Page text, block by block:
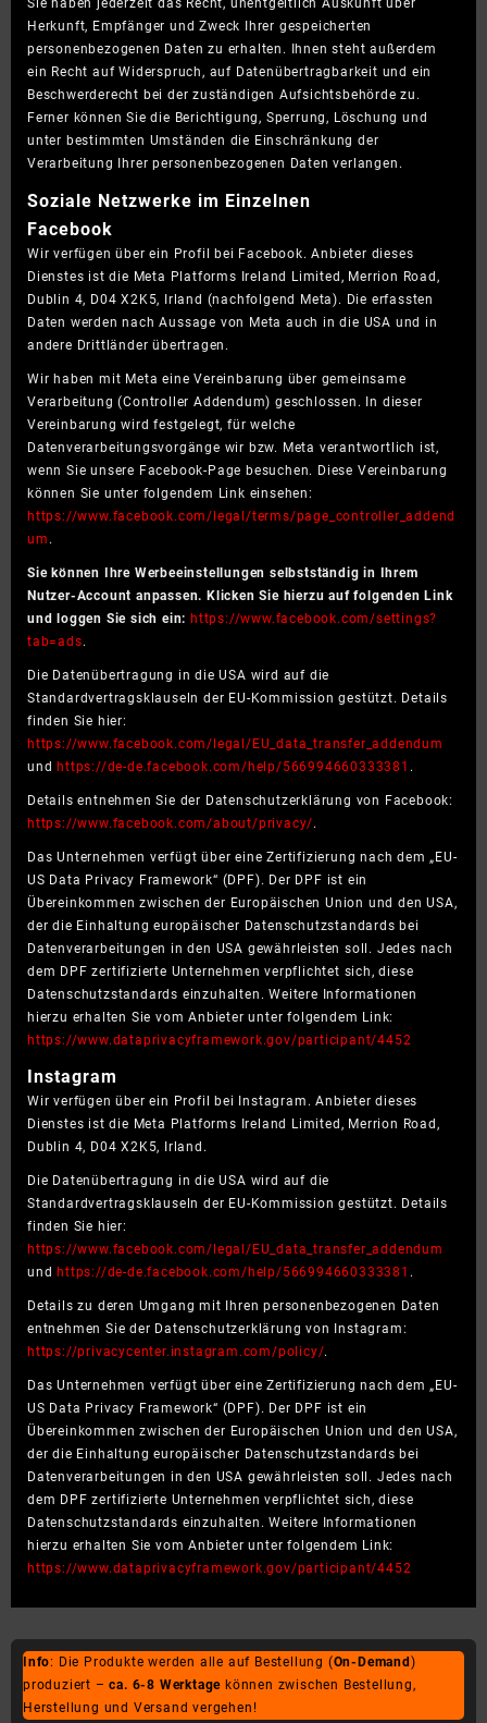
Sie haben jederzeit das Recht, unentgeltlich Auskunft über
Herkunft, Empfänger und Zweck Ihrer gespeicherten
personenbezogenen Daten zu erhalten. Ihnen steht außerdem
ein Recht auf Widerspruch, auf Datenübertragbarkeit und ein
Beschwerderecht bei der zuständigen Aufsichtsbehörde zu.
Ferner können Sie die Berichtigung, Sperrung, Löschung und
unter bestimmten Umständen die Einschränkung der
Verarbeitung Ihrer personenbezogenen Daten verlangen.
Soziale Netzwerke im Einzelnen
Facebook
Wir verfügen über ein Profil bei Facebook. Anbieter dieses
Dienstes ist die Meta Platforms Ireland Limited, Merrion Road,
Dublin 4, D04 X2K5, Irland (nachfolgend Meta). Die erfassten
Daten werden nach Aussage von Meta auch in die USA und in
andere Drittländer übertragen.
Wir haben mit Meta eine Vereinbarung über gemeinsame
Verarbeitung (Controller Addendum) geschlossen. In dieser
Vereinbarung wird festgelegt, für welche
Datenverarbeitungsvorgänge wir bzw. Meta verantwortlich ist,
wenn Sie unsere Facebook-Page besuchen. Diese Vereinbarung
können Sie unter folgendem Link einsehen:
https://www.facebook.com/legal/terms/page_controller_addend
um .
Sie können Ihre Werbeeinstellungen selbstständig in Ihrem
Nutzer-Account anpassen. Klicken Sie hierzu auf folgenden Link
und loggen Sie sich ein: https://www.facebook.com/settings?
tab=ads.
Die Datenübertragung in die USA wird auf die
Standardvertragsklauseln der EU-Kommission gestützt. Details
finden Sie hier:
https://www.facebook.com/legal/EU_data_transfer_addendum
und https://de-de.facebook.com/help/566994660333381 .
Details entnehmen Sie der Datenschutzerklärung von Facebook:
https://www.facebook.com/about/privacy/.
Das Unternehmen verfügt über eine Zertifizierung nach dem „EU-
US Data Privacy Framework“ (DPF). Der DPF ist ein
Übereinkommen zwischen der Europäischen Union und den USA,
der die Einhaltung europäischer Datenschutzstandards bei
Datenverarbeitungen in den USA gewährleisten soll. Jedes nach
dem DPF zertifizierte Unternehmen verpflichtet sich, diese
Datenschutzstandards einzuhalten. Weitere Informationen
hierzu erhalten Sie vom Anbieter unter folgendem Link:
https://www.dataprivacyframework.gov/participant/4452
Instagram
Wir verfügen über ein Profil bei Instagram. Anbieter dieses
Dienstes ist die Meta Platforms Ireland Limited, Merrion Road,
Dublin 4, D04 X2K5, Irland.
Die Datenübertragung in die USA wird auf die
Standardvertragsklauseln der EU-Kommission gestützt. Details
finden Sie hier:
https://www.facebook.com/legal/EU_data_transfer_addendum
und https://de-de.facebook.com/help/566994660333381 .
Details zu deren Umgang mit Ihren personenbezogenen Daten
entnehmen Sie der Datenschutzerklärung von Instagram:
https://privacycenter.instagram.com/policy/.
Das Unternehmen verfügt über eine Zertifizierung nach dem „EU-
US Data Privacy Framework“ (DPF). Der DPF ist ein
Übereinkommen zwischen der Europäischen Union und den USA,
der die Einhaltung europäischer Datenschutzstandards bei
Datenverarbeitungen in den USA gewährleisten soll. Jedes nach
dem DPF zertifizierte Unternehmen verpflichtet sich, diese
Datenschutzstandards einzuhalten. Weitere Informationen
hierzu erhalten Sie vom Anbieter unter folgendem Link:
https://www.dataprivacyframework.gov/participant/4452
Info: Die Produkte werden alle auf Bestellung (On-Demand)
produziert –ca. 6-8 Werktage können zwischen Bestellung,
Herstellung und Versand vergehen!